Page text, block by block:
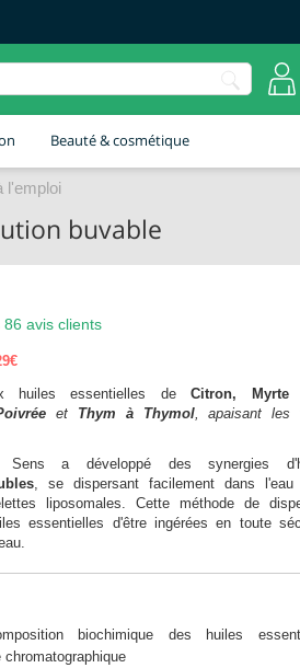
Beauté & cosmétique
l'emploi
buvable
86 avis clients
huiles essentielles deCitron, Myrte
et Thym à Thymol, apaisant les
Sens a développé des synergies
, se dispersant facilement dans l'eau
liposomales. Cette méthode de
essentielles d'être ingérées en toute
biochimique des huiles